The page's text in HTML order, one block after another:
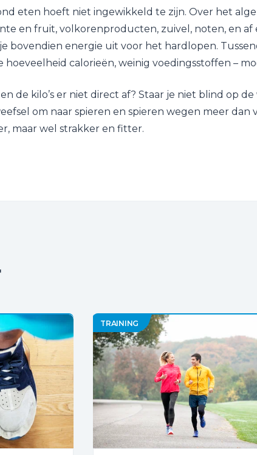
eten hoeft niet ingewikkeld te zijn. Over het
en fruit, volkorenproducten, zuivel, noten, en af
bovendien energie uit voor het hardlopen.
hoeveelheid calorieën, weinig voedingsstoffen –
de kilo’s er niet direct af? Staar je niet blind op
om naar spieren en spieren wegen meer dan
maar wel strakker en fitter.
TRAINING